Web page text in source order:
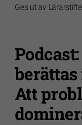
Ges ut av
Att